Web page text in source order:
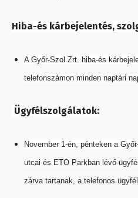
Hiba-és kárbejelentés,
A Győr-Szol Zrt. hiba-és
telefonszámon minden naptári
Ügyfélszolgálatok:
November 1-én, pénteken a
utcai és ETO Parkban lévő
zárva tartanak, a telefonos